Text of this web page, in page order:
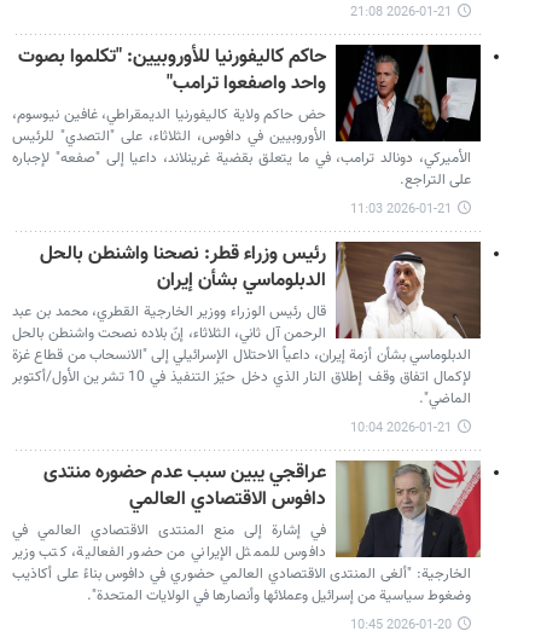
2026-01-21 21:08
حاكم كاليفورنيا للأوروبيين: "تكلموا بصوت
واحد واصفعوا ترامب"
حض حاكم ولاية كاليفورنيا الديمقراطي، غافين نيوسوم،
الأوروبيين في دافوس، الثلاثاء، على "التصدي" للرئيس
الأميركي، دونالد ترامب، في ما يتعلق بقضية غرينلاند، داعيا إلى "صفعه" لإجباره
على التراجع.
2026-01-21 11:03
رئيس وزراء قطر: نصحنا واشنطن بالحل
الدبلوماسي بشأن إيران
قال رئيس الوزراء ووزير الخارجية القطري، محمد بن عبد
الرحمن آل ثاني، الثلاثاء، إنّ بلاده نصحت واشنطن بالحل
الدبلوماسي بشأن أزمة إيران، داعياً الاحتلال الإسرائيلي إلى "الانسحاب من قطاع غزة
لإكمال اتفاق وقف إطلاق النار الذي دخل حيّز التنفيذ في 10 تشرين الأول/أكتوبر
الماضي".
2026-01-21 10:04
عراقجي يبين سبب عدم حضوره منتدى
دافوس الاقتصادي العالمي
في إشارة إلى منع المنتدى الاقتصادي العالمي في
دافوس للممثل الإيراني من حضور الفعالية، كتب وزير
الخارجية: "ألغى المنتدى الاقتصادي العالمي حضوري في دافوس بناءً على أكاذيب
وضغوط سياسية من إسرائيل وعملائها وأنصارها في الولايات المتحدة".
2026-01-20 10:45